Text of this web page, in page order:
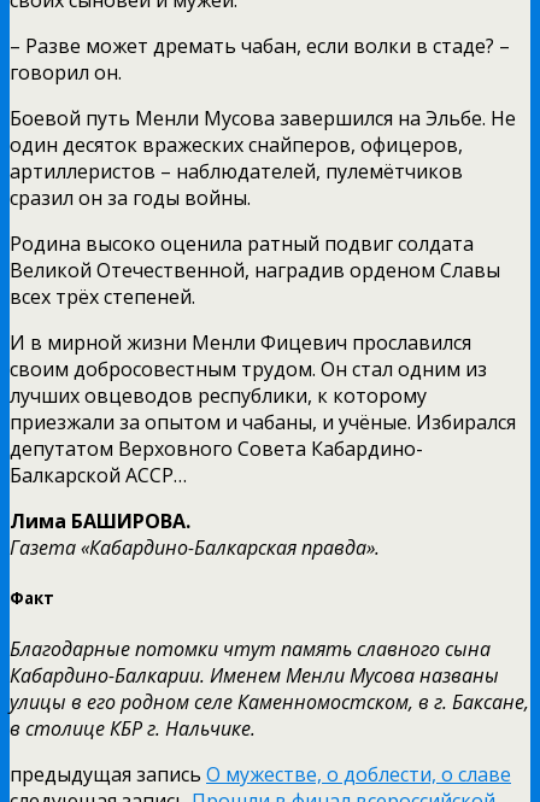
– Разве может дремать чабан, если волки в стаде? –
говорил он.
Боевой путь Менли Мусова завершился на Эльбе. Не
один десяток вражеских снайперов, офицеров,
артиллеристов – наблюдателей, пулемётчиков
сразил он за годы войны.
Родина высоко оценила ратный подвиг солдата
Великой Отечественной, наградив орденом Славы
всех трёх степеней.
И в мирной жизни Менли Фицевич прославился
своим добросовестным трудом. Он стал одним из
лучших овцеводов республики, к которому
приезжали за опытом и чабаны, и учёные. Избирался
депутатом Верховного Совета Кабардино-
Балкарской АССР…
Лима БАШИРОВА.
Газета «Кабардино-Балкарская правда».
Факт
Благодарные потомки чтут память славного сына
Кабардино-Балкарии. Именем Менли Мусова названы
улицы в его родном селе Каменномостском, в г. Баксане,
в столице КБР г. Нальчике.
предыдущая запись О мужестве, о доблести, о славе